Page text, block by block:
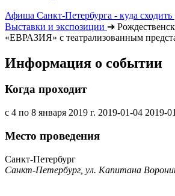
Афиша Санкт-Петербурга - куда сходить
Выставки и экспозиции ➔
«ЕВРАЗИЯ» с театрализованным
Информация о событии
Когда проходит
с 4 по 8 января 2019 г. 2019-01-04 2019-
Место проведения
Санкт-Петербург
Санкт-Петербург, ул. Капитана